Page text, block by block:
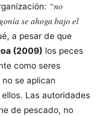
“no
se ahoga bajo el
a pesar de que
(2009) los peces
como seres
se aplican
Las autoridades
de pescado, no